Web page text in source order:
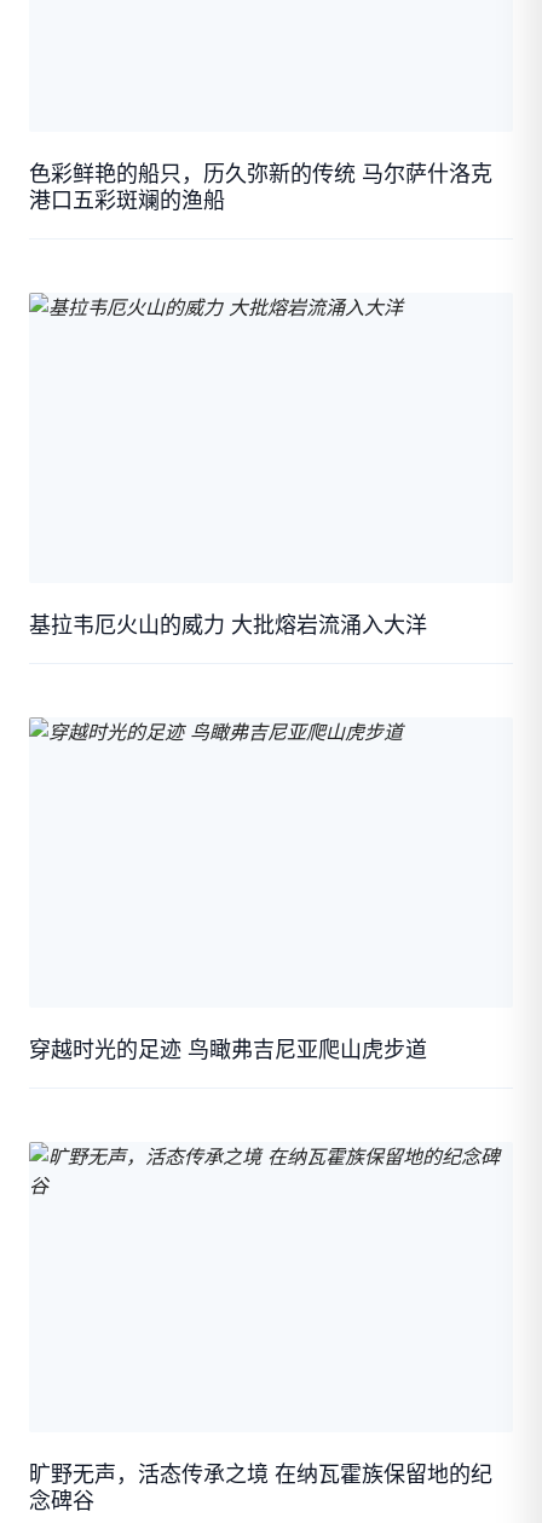
色彩鲜艳的船只，历久弥新的传统 马尔萨什洛克
港口五彩斑斓的渔船
基拉韦厄火山的威力 大批熔岩流涌入大洋
穿越时光的足迹 鸟瞰弗吉尼亚爬山虎步道
旷野无声，活态传承之境 在纳瓦霍族保留地的纪
念碑谷